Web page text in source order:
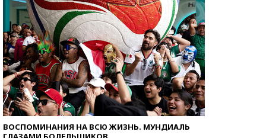
ВОСПОМИНАНИЯ НА ВСЮ ЖИЗНЬ. МУНДИАЛЬ